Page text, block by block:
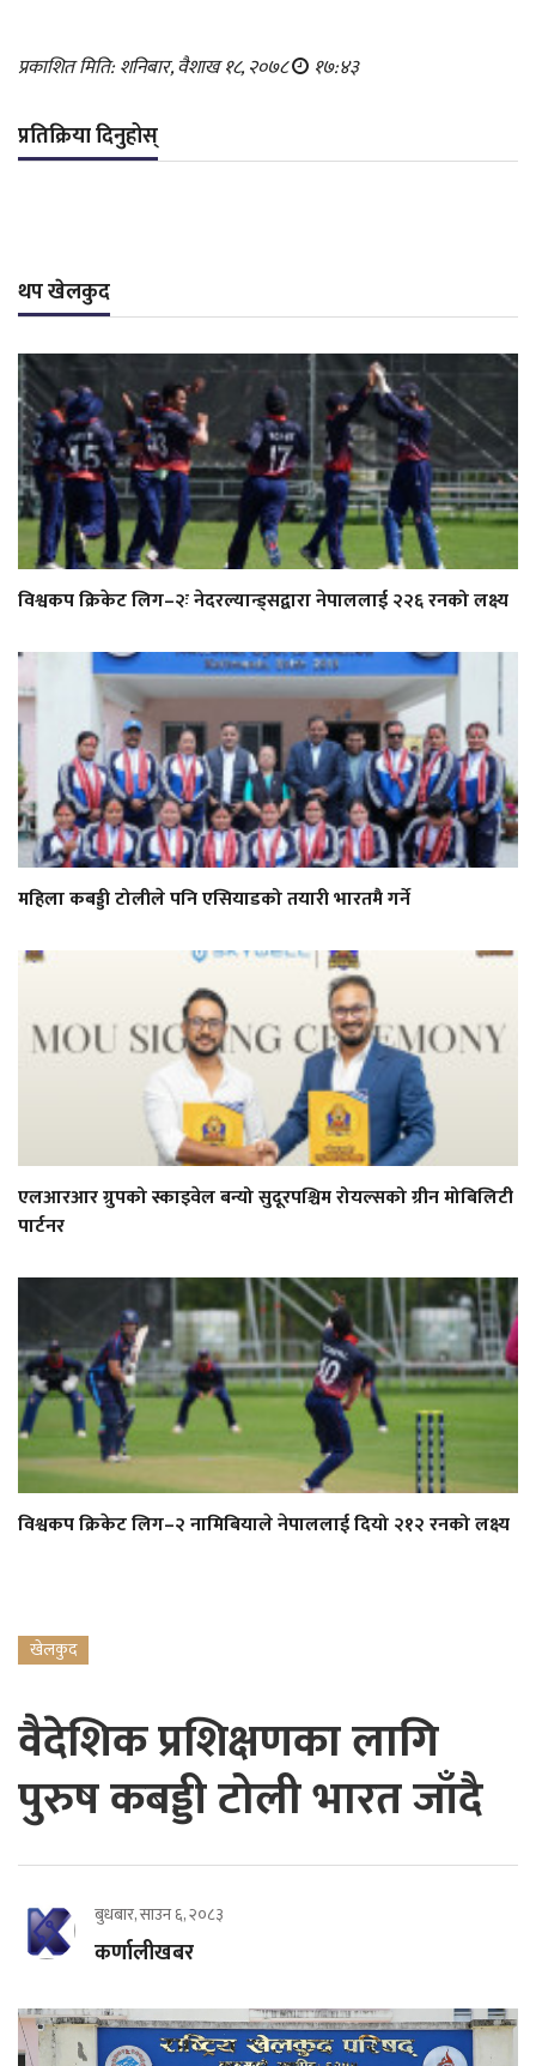
प्रकाशित मिति: शनिबार, वैशाख १८, २०७८ १७:४३
प्रतिक्रिया दिनुहोस्
थप खेलकुद
विश्वकप क्रिकेट लिग–२ः नेदरल्यान्ड्सद्वारा नेपाललाई २२६ रनको लक्ष्य
महिला कबड्डी टोलीले पनि एसियाडको तयारी भारतमै गर्ने
एलआरआर ग्रुपको स्काइवेल बन्यो सुदूरपश्चिम रोयल्सको ग्रीन मोबिलिटी
पार्टनर
विश्वकप क्रिकेट लिग–२ नामिबियाले नेपाललाई दियो २१२ रनको लक्ष्य
खेलकुद
वैदेशिक प्रशिक्षणका लागि
पुरुष कबड्डी टोली भारत जाँदै
बुधबार, साउन ६, २०८३
कर्णालीखबर